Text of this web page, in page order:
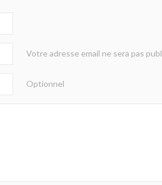
Votre adresse email ne sera pas
Optionnel